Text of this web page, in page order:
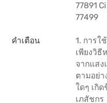
77891
77499
คำเตือน
1. การใ
เพียงวิธี
จากแส
ตามอย่า
ใดๆ เกิ
เภสัชกร